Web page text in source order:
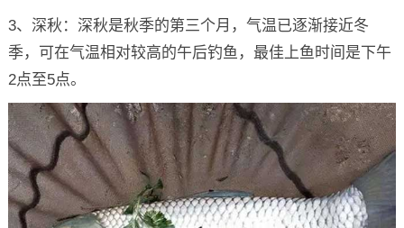
3、深秋：深秋是秋季的第三个月，气温已逐渐接近冬
季，可在气温相对较高的午后钓鱼，最佳上鱼时间是下午
2点至5点。